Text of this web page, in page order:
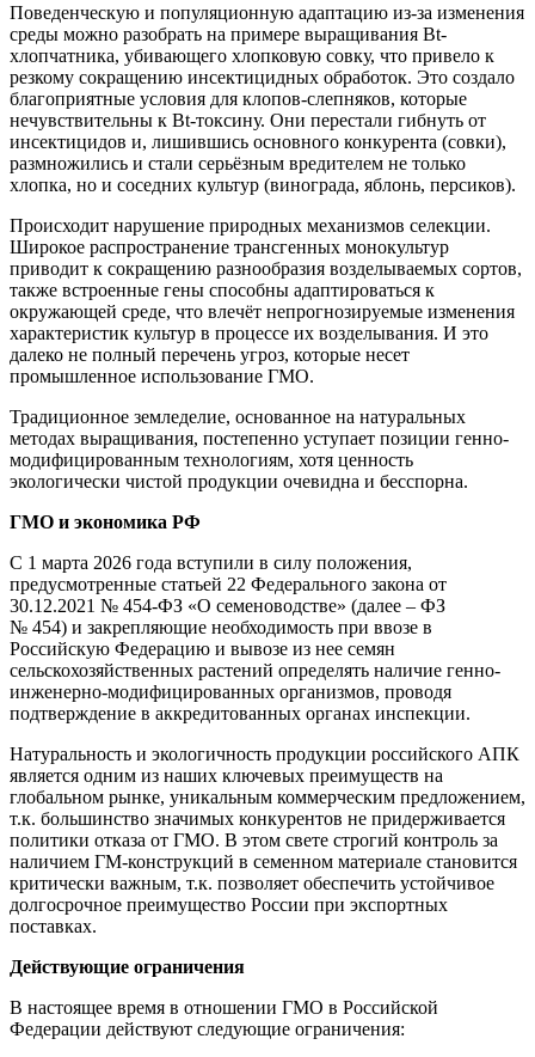
Поведенческую и популяционную адаптацию из-за изменения
среды можно разобрать на примере выращивания Bt-
хлопчатника, убивающего хлопковую совку, что привело к
резкому сокращению инсектицидных обработок. Это создало
благоприятные условия для клопов-слепняков, которые
нечувствительны к Bt-токсину. Они перестали гибнуть от
инсектицидов и, лишившись основного конкурента (совки),
размножились и стали серьёзным вредителем не только
хлопка, но и соседних культур (винограда, яблонь, персиков).
Происходит нарушение природных механизмов селекции.
Широкое распространение трансгенных монокультур
приводит к сокращению разнообразия возделываемых сортов,
также встроенные гены способны адаптироваться к
окружающей среде, что влечёт непрогнозируемые изменения
характеристик культур в процессе их возделывания. И это
далеко не полный перечень угроз, которые несет
промышленное использование ГМО.
Традиционное земледелие, основанное на натуральных
методах выращивания, постепенно уступает позиции генно-
модифицированным технологиям, хотя ценность
экологически чистой продукции очевидна и бесспорна.
ГМО и экономика РФ
С 1 марта 2026 года вступили в силу положения,
предусмотренные статьей 22 Федерального закона от
30.12.2021 № 454-ФЗ «О семеноводстве» (далее – ФЗ
№ 454) и закрепляющие необходимость при ввозе в
Российскую Федерацию и вывозе из нее семян
сельскохозяйственных растений определять наличие генно-
инженерно-модифицированных организмов, проводя
подтверждение в аккредитованных органах инспекции.
Натуральность и экологичность продукции российского АПК
является одним из наших ключевых преимуществ на
глобальном рынке, уникальным коммерческим предложением,
т.к. большинство значимых конкурентов не придерживается
политики отказа от ГМО. В этом свете строгий контроль за
наличием ГМ-конструкций в семенном материале становится
критически важным, т.к. позволяет обеспечить устойчивое
долгосрочное преимущество России при экспортных
поставках.
Действующие ограничения
В настоящее время в отношении ГМО в Российской
Федерации действуют следующие ограничения: